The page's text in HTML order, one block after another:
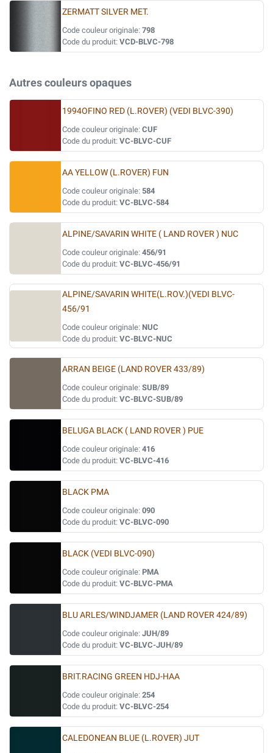
ZERMATT SILVER MET.
Code couleur originale: 798
Code du produit: VCD-BLVC-798
Autres couleurs opaques
1994OFINO RED (L.ROVER) (VEDI BLVC-390)
Code couleur originale: CUF
Code du produit: VC-BLVC-CUF
AA YELLOW (L.ROVER) FUN
Code couleur originale: 584
Code du produit: VC-BLVC-584
ALPINE/SAVARIN WHITE ( LAND ROVER ) NUC
Code couleur originale: 456/91
Code du produit: VC-BLVC-456/91
ALPINE/SAVARIN WHITE(L.ROV.)(VEDI BLVC-
456/91
Code couleur originale: NUC
Code du produit: VC-BLVC-NUC
ARRAN BEIGE (LAND ROVER 433/89)
Code couleur originale: SUB/89
Code du produit: VC-BLVC-SUB/89
BELUGA BLACK ( LAND ROVER ) PUE
Code couleur originale: 416
Code du produit: VC-BLVC-416
BLACK PMA
Code couleur originale: 090
Code du produit: VC-BLVC-090
BLACK (VEDI BLVC-090)
Code couleur originale: PMA
Code du produit: VC-BLVC-PMA
BLU ARLES/WINDJAMER (LAND ROVER 424/89)
Code couleur originale: JUH/89
Code du produit: VC-BLVC-JUH/89
BRIT.RACING GREEN HDJ-HAA
Code couleur originale: 254
Code du produit: VC-BLVC-254
CALEDONEAN BLUE (L.ROVER) JUT